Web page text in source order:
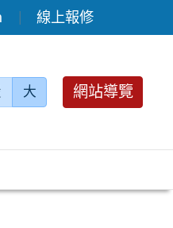
線上報修
大 網站導覽